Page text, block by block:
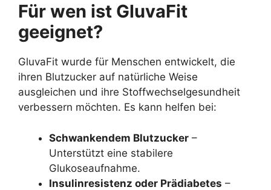
Für wen ist GluvaFit
geeignet?
GluvaFit wurde für Menschen entwickelt, die
ihren Blutzucker auf natürliche Weise
ausgleichen und ihre Stoffwechselgesundheit
verbessern möchten. Es kann helfen bei:
Schwankendem Blutzucker –
Unterstützt eine stabilere
Glukoseaufnahme.
Insulinresistenz oder Prädiabetes –